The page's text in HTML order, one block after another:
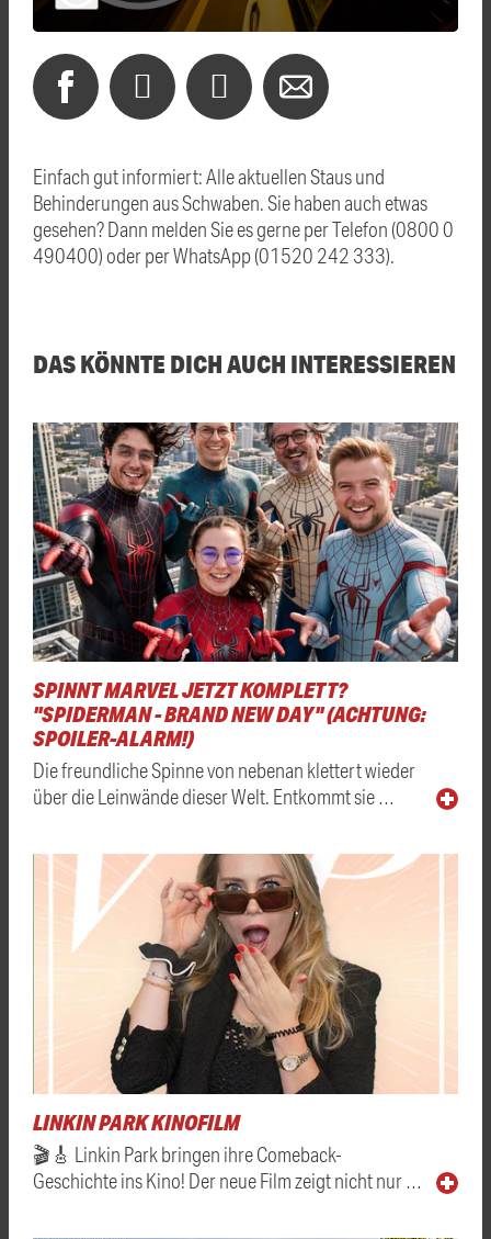
Einfach gut informiert: Alle aktuellen Staus und
Behinderungen aus Schwaben. Sie haben auch etwas
gesehen? Dann melden Sie es gerne per Telefon (0800 0
490400) oder per WhatsApp (01520 242 333).
DAS KÖNNTE DICH AUCH INTERESSIEREN
SPINNT MARVEL JETZT KOMPLETT?
"SPIDERMAN - BRAND NEW DAY" (ACHTUNG:
SPOILER-ALARM!)
Die freundliche Spinne von nebenan klettert wieder
über die Leinwände dieser Welt. Entkommt sie …
LINKIN PARK KINOFILM
🎬🎸 Linkin Park bringen ihre Comeback-
Geschichte ins Kino! Der neue Film zeigt nicht nur …